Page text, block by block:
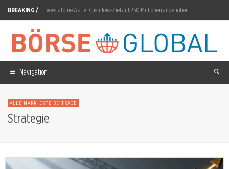
BREAKING / Voestalpine Aktie: Cashflow-Ziel auf 250 Millionen angehoben
Almonty Aktie: Umsatz springt 221 Prozent
Rolls-Royce Aktie: Ex-Dividende 6,0 Pence am 6. August
Navigation
ALLE MARKIERTE BEITRÄGE
Strategie